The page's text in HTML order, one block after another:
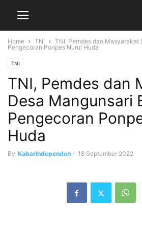
Home TNI
TNI, Pemdes dan Masyarakat
Pengecoran Ponpes Nurul Huda
TNI
TNI, Pemdes dan
Desa Mangunsari
Pengecoran
Huda
By KabarIndependen - 18 September 2022